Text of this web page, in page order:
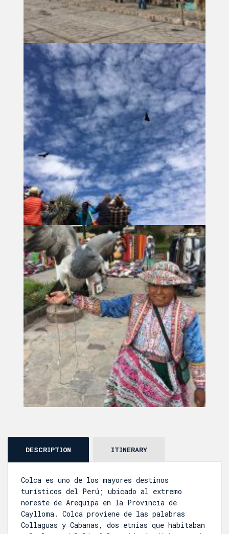
DESCRIPTION ITINERARY
Colca es uno de los mayores destinos
turísticos del Perú; ubicado al extremo
noreste de Arequipa en la Provincia de
Caylloma. Colca proviene de las palabras
Collaguas y Cabanas, dos etnias que habitaban